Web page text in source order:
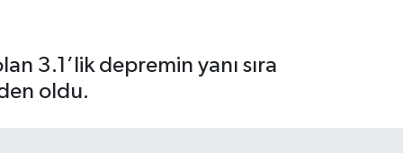
3.1’lik depremin yanı sıra
oldu.